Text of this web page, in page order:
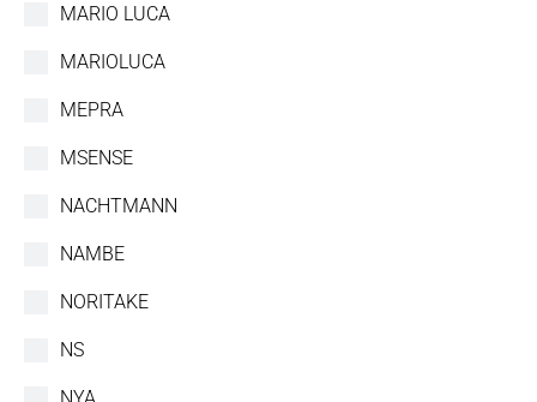
MARIO LUCA
MARIOLUCA
MEPRA
MSENSE
NACHTMANN
NAMBE
NORITAKE
NS
NYA